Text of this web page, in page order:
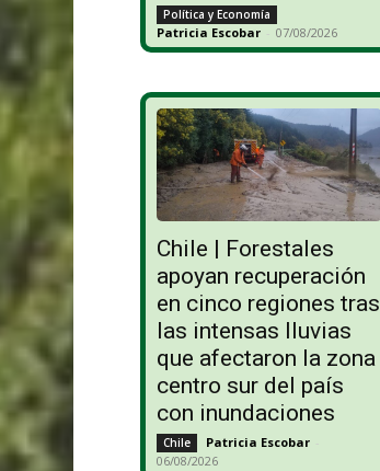
Política y Economía
Patricia Escobar - 07/08/2026
Chile | Forestales
apoyan recuperación
en cinco regiones tras
las intensas lluvias
que afectaron la zona
centro sur del país
con inundaciones
Chile Patricia Escobar -
06/08/2026